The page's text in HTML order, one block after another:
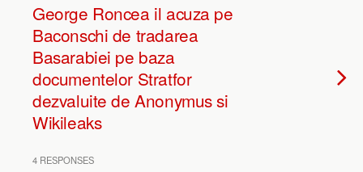
George Roncea il acuza pe
Baconschi de tradarea
Basarabiei pe baza
documentelor Stratfor
dezvaluite de Anonymus si
Wikileaks
4 RESPONSES